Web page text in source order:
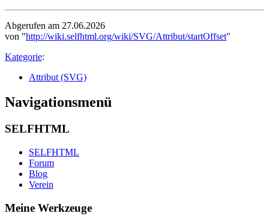
Abgerufen am 27.06.2026
von "http://wiki.selfhtml.org/wiki/SVG/Attribut/startOffset"
Kategorie:
Attribut (SVG)
Navigationsmenü
SELFHTML
SELFHTML
Forum
Blog
Verein
Meine Werkzeuge